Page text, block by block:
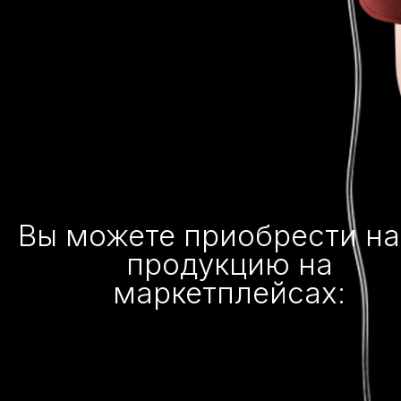
Вы можете приобрести
продукцию на
маркетплейсах: